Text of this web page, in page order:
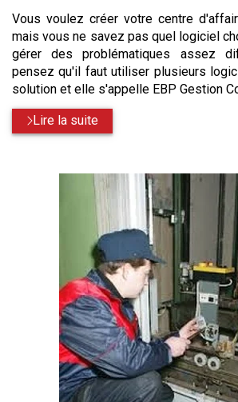
Vous voulez créer votre centre
mais vous ne savez pas quel logiciel
gérer des problématiques assez
pensez qu'il faut utiliser plusieurs
solution et elle s'appelle EBP Gestion
Lire la suite